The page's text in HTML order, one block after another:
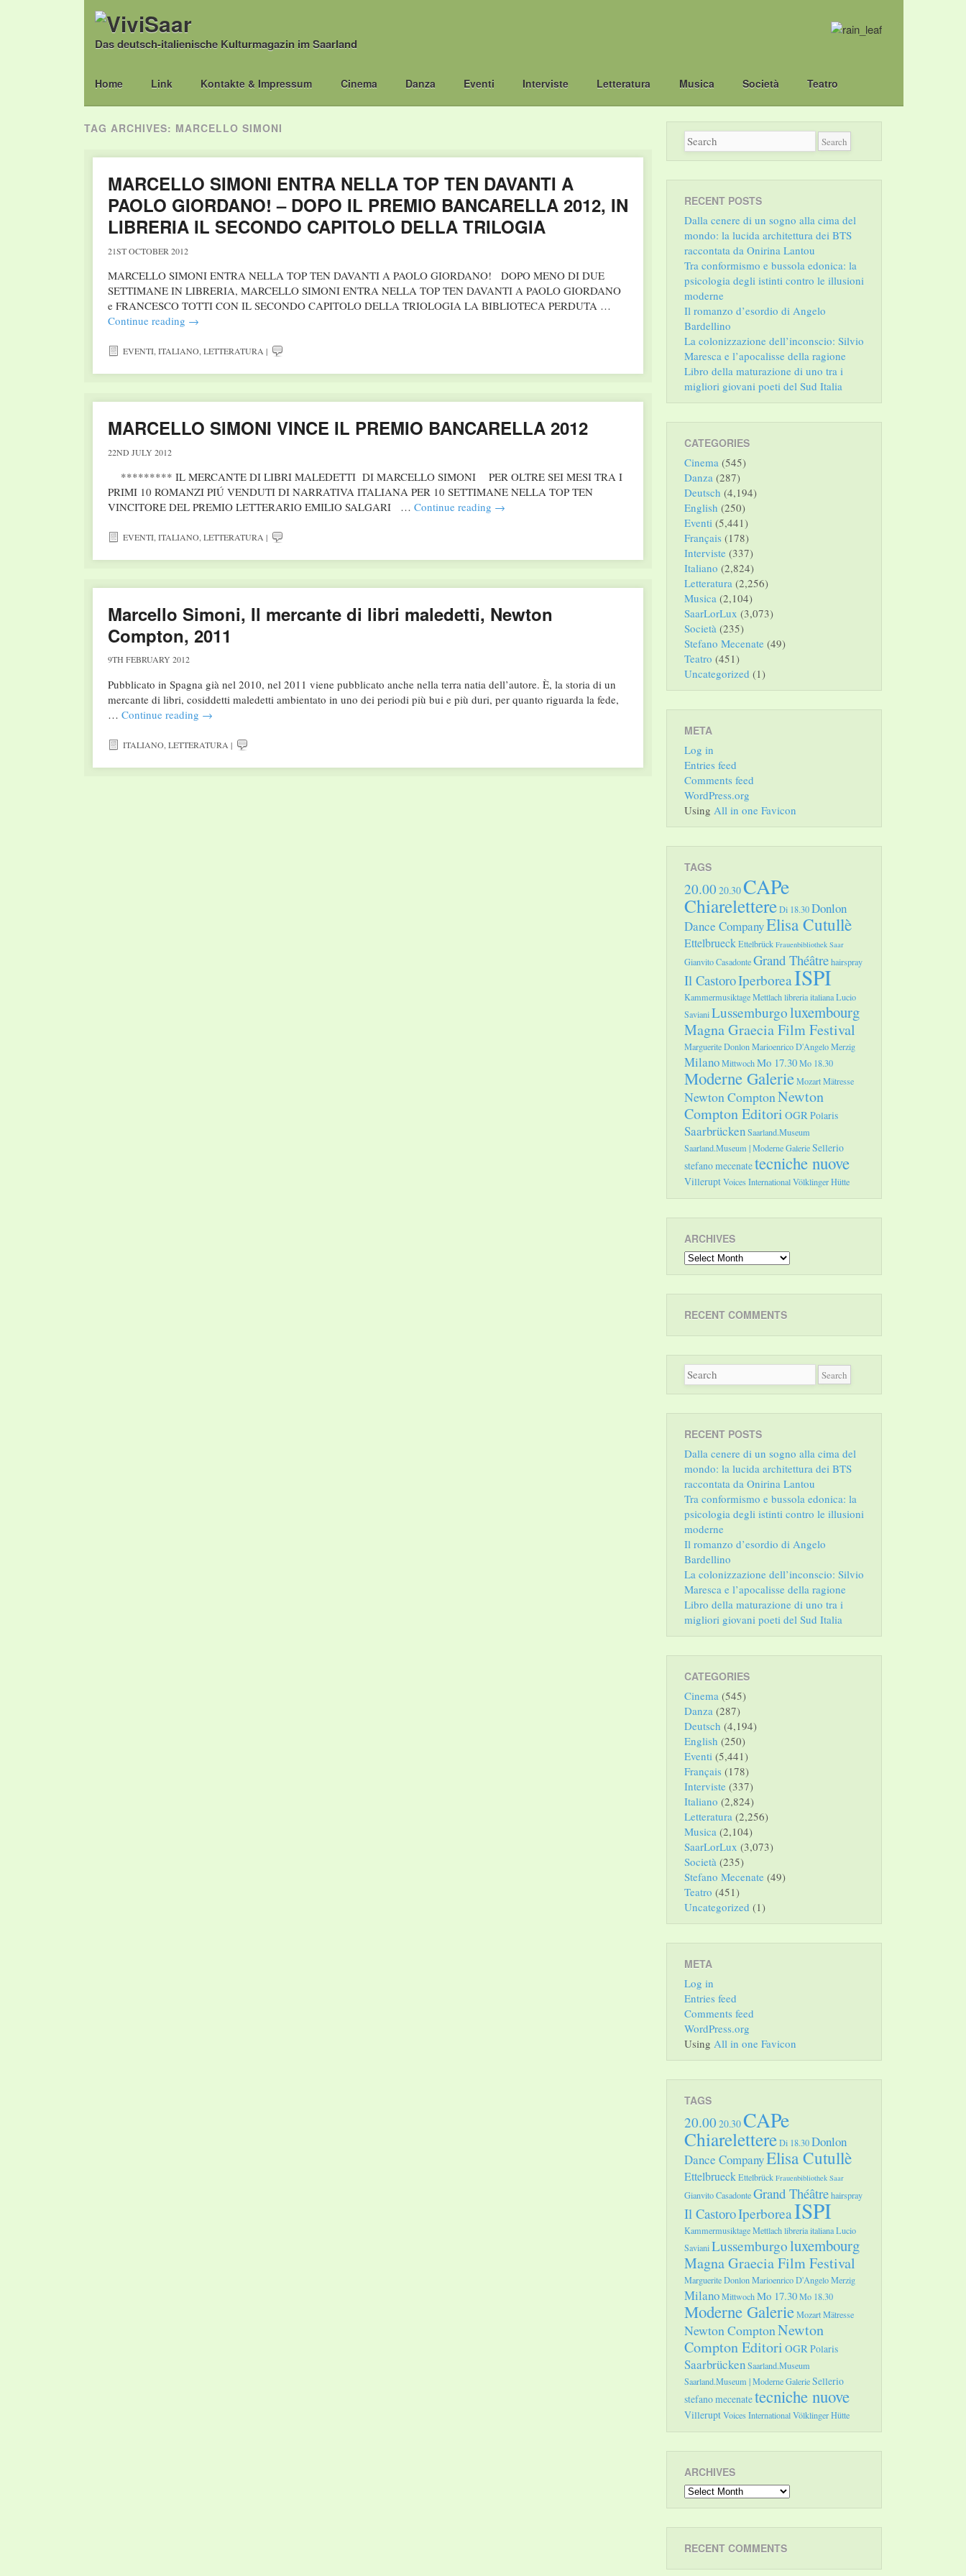
Das deutsch-italienische Kulturmagazin im Saarland
Main menu
Skip
Home Link Kontakte & Impressum Cinema Danza Eventi Interviste Letteratura Musica Società Teatro
TAG ARCHIVES: MARCELLO SIMONI
MARCELLO SIMONI ENTRA NELLA TOP TEN DAVANTI A
PAOLO GIORDANO! – DOPO IL PREMIO BANCARELLA 2012, IN
LIBRERIA IL SECONDO CAPITOLO DELLA TRILOGIA
21ST OCTOBER 2012
MARCELLO SIMONI ENTRA NELLA TOP TEN DAVANTI A PAOLO GIORDANO! DOPO MENO DI DUE
SETTIMANE IN LIBRERIA, MARCELLO SIMONI ENTRA NELLA TOP TEN DAVANTI A PAOLO GIORDANO
e FRANCESCO TOTTI CON IL SECONDO CAPITOLO DELLA TRIOLOGIA LA BIBLIOTECA PERDUTA …
Continue reading →
EVENTI,ITALIANO,LETTERATURA |
MARCELLO SIMONI VINCE IL PREMIO BANCARELLA 2012
22ND JULY 2012
********* IL MERCANTE DI LIBRI MALEDETTI DI MARCELLO SIMONI PER OLTRE SEI MESI TRA I
PRIMI 10 ROMANZI PIÚ VENDUTI DI NARRATIVA ITALIANA PER 10 SETTIMANE NELLA TOP TEN
VINCITORE DEL PREMIO LETTERARIO EMILIO SALGARI … Continue reading →
EVENTI, ITALIANO, LETTERATURA |
Marcello Simoni, Il mercante di libri maledetti, Newton
Compton, 2011
9TH FEBRUARY 2012
Pubblicato in Spagna già nel 2010, nel 2011 viene pubblicato anche nella terra natia dell’autore. È, la storia di un
mercante di libri, cosiddetti maledetti ambientato in uno dei periodi più bui e più duri, per quanto riguarda la fede,
… Continue reading →
ITALIANO, LETTERATURA |
RECENT POSTS
Dalla cenere di un sogno alla cima del
mondo: la lucida architettura dei BTS
raccontata da Onirina Lantou
Tra conformismo e bussola edonica: la
psicologia degli istinti contro le illusioni
moderne
Il romanzo d’esordio di Angelo
Bardellino
La colonizzazione dell’inconscio: Silvio
Maresca e l’apocalisse della ragione
Libro della maturazione di uno tra i
migliori giovani poeti del Sud Italia
CATEGORIES
Cinema (545)
Danza (287)
Deutsch (4,194)
English (250)
Eventi (5,441)
Français (178)
Interviste (337)
Italiano (2,824)
Letteratura (2,256)
Musica (2,104)
SaarLorLux (3,073)
Società (235)
Stefano Mecenate (49)
Teatro (451)
Uncategorized (1)
META
Log in
Entries feed
Comments feed
WordPress.org
Using All in one Favicon
TAGS
20.00 20.30CAPe
ChiarelettereDi 18.30Donlon
Dance CompanyElisa Cutullè
EttelbrueckEttelbrück Frauenbibliothek Saar
Gianvito CasadonteGrand Théâtrehairspray
Il CastoroIperboreaISPI
Kammermusiktage Mettlachlibreria italianaLucio
SavianiLussemburgoluxembourg
Magna Graecia Film Festival
Marguerite DonlonMarioenrico D'AngeloMerzig
MilanoMittwochMo 17.30Mo 18.30
Moderne GalerieMozartMätresse
Newton ComptonNewton
Compton Editori OGRPolaris
SaarbrückenSaarland.Museum
Saarland.Museum | Moderne GalerieSellerio
stefano mecenatetecniche nuove
VilleruptVoices InternationalVölklinger Hütte
ARCHIVES
Archives
RECENT COMMENTS
RECENT POSTS
Dalla cenere di un sogno alla cima del
mondo: la lucida architettura dei BTS
raccontata da Onirina Lantou
Tra conformismo e bussola edonica: la
psicologia degli istinti contro le illusioni
moderne
Il romanzo d’esordio di Angelo
Bardellino
La colonizzazione dell’inconscio: Silvio
Maresca e l’apocalisse della ragione
Libro della maturazione di uno tra i
migliori giovani poeti del Sud Italia
CATEGORIES
Cinema (545)
Danza (287)
Deutsch (4,194)
English (250)
Eventi (5,441)
Français (178)
Interviste (337)
Italiano (2,824)
Letteratura (2,256)
Musica (2,104)
SaarLorLux (3,073)
Società (235)
Stefano Mecenate (49)
Teatro (451)
Uncategorized (1)
META
Log in
Entries feed
Comments feed
WordPress.org
Using All in one Favicon
TAGS
20.00 20.30CAPe
ChiarelettereDi 18.30Donlon
Dance CompanyElisa Cutullè
EttelbrueckEttelbrück Frauenbibliothek Saar
Gianvito CasadonteGrand Théâtrehairspray
Il CastoroIperboreaISPI
Kammermusiktage Mettlachlibreria italianaLucio
SavianiLussemburgoluxembourg
Magna Graecia Film Festival
Marguerite DonlonMarioenrico D'AngeloMerzig
MilanoMittwochMo 17.30Mo 18.30
Moderne GalerieMozartMätresse
Newton ComptonNewton
Compton Editori OGRPolaris
SaarbrückenSaarland.Museum
Saarland.Museum | Moderne GalerieSellerio
stefano mecenatetecniche nuove
VilleruptVoices InternationalVölklinger Hütte
ARCHIVES
Archives
RECENT COMMENTS